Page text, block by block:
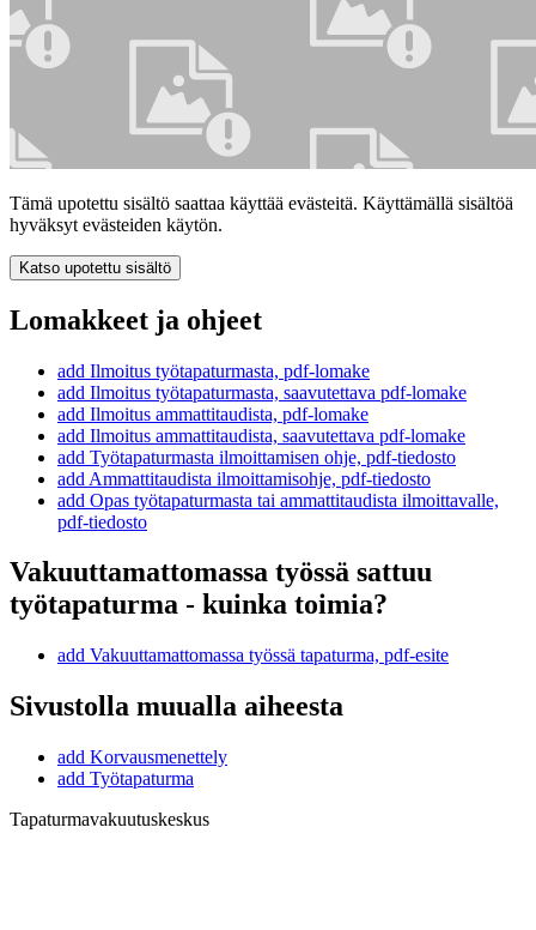
Tämä upotettu sisältö saattaa käyttää evästeitä. Käyttämällä sisältöä
hyväksyt evästeiden käytön.
Katso upotettu sisältö
Lomakkeet ja ohjeet
add Ilmoitus työtapaturmasta, pdf-lomake
add Ilmoitus työtapaturmasta, saavutettava pdf-lomake
add Ilmoitus ammattitaudista, pdf-lomake
add Ilmoitus ammattitaudista, saavutettava pdf-lomake
add Työtapaturmasta ilmoittamisen ohje, pdf-tiedosto
add Ammattitaudista ilmoittamisohje, pdf-tiedosto
add Opas työtapaturmasta tai ammattitaudista ilmoittavalle,
pdf-tiedosto
Vakuuttamattomassa työssä sattuu
työtapaturma - kuinka toimia?
add Vakuuttamattomassa työssä tapaturma, pdf-esite
Sivustolla muualla aiheesta
add Korvausmenettely
add Työtapaturma
Tapaturmavakuutuskeskus